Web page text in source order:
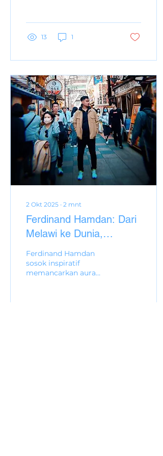
baru terkait...
13 1
2 Okt 2025 ∙ 2 mnt
Ferdinand Hamdan: Dari
Melawi ke Dunia,
Membawa Budaya ke
Panggung Internasional
Ferdinand Hamdan
sosok inspiratif
memancarkan aura